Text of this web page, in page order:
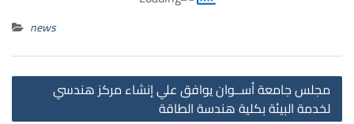
news
مجلس جامعة أســوان يوافق علي إنشاء مركز هندسي
لخدمة البيئة بكلية هندسة الطاقة